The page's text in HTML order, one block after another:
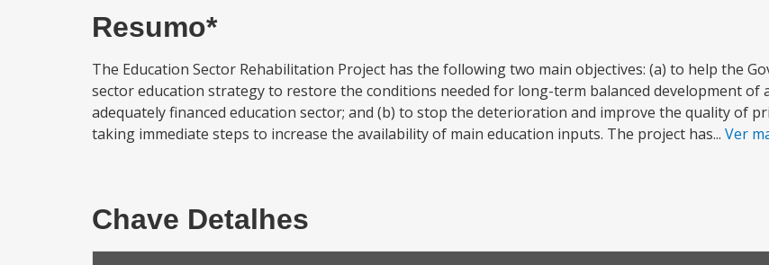
Resumo*
The Education Sector Rehabilitation Project has the following two main objectives: (a) to help the
sector education strategy to restore the conditions needed for long-term balanced development of
adequately financed education sector; and (b) to stop the deterioration and improve the quality of
taking immediate steps to increase the availability of main education inputs. The project has... Ver
Chave Detalhes